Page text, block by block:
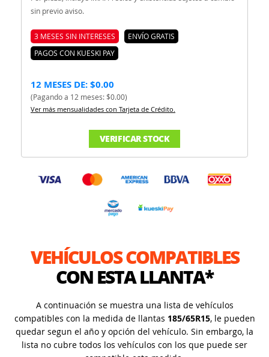
sin previo aviso.
3 MESES SIN INTERESES
ENVÍO GRATIS
PAGOS CON KUESKI PAY
12 MESES DE: $0.00
(Pagando a 12 meses: $0.00)
Ver más mensualidades con Tarjeta de Crédito.
VERIFICAR STOCK
VEHÍCULOS COMPATIBLES
CON ESTA LLANTA*
A continuación se muestra una lista de vehículos
compatibles con la medida de llantas 185/65R15, le pueden
quedar segun el año y opción del vehículo. Sin embargo, la
lista no cubre todos los vehículos con los que puede ser